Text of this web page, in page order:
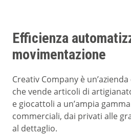
Efficienza
movimentazione
Creativ Company è
che vende articoli di
e giocattoli a un’ampia
commerciali, dai privati alle
al dettaglio.